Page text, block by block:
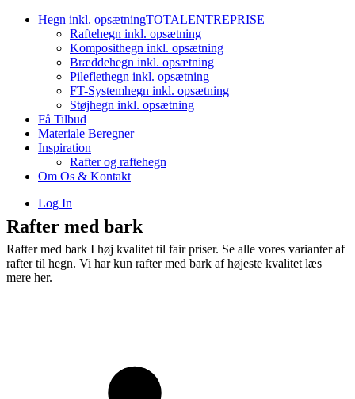
Hegn inkl. opsætningTOTALENTREPRISE
Raftehegn inkl. opsætning
Komposithegn inkl. opsætning
Bræddehegn inkl. opsætning
Pileflethegn inkl. opsætning
FT-Systemhegn inkl. opsætning
Støjhegn inkl. opsætning
Få Tilbud
Materiale Beregner
Inspiration
Rafter og raftehegn
Om Os & Kontakt
Log In
Rafter med bark
Rafter med bark I høj kvalitet til fair priser. Se alle vores varianter af
rafter til hegn. Vi har kun rafter med bark af højeste kvalitet læs
mere her.